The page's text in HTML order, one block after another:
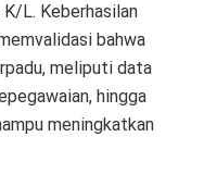
L. Keberhasilan
bahwa
meliputi data
hingga
meningkatkan